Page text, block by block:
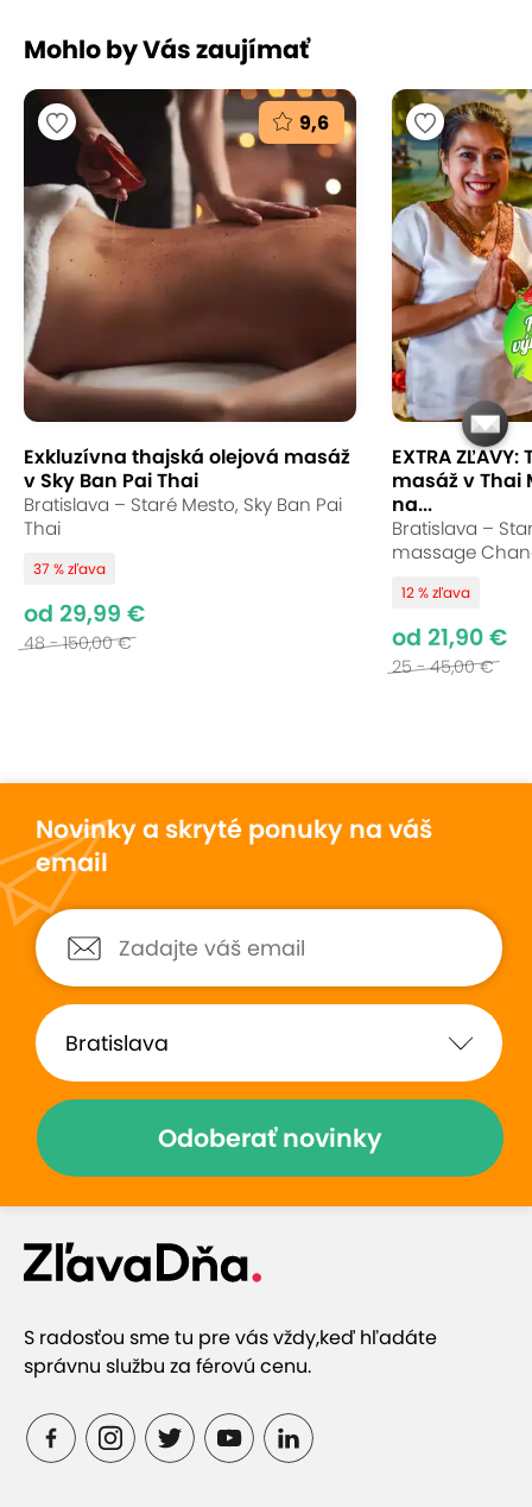
Mohlo by Vás zaujímať
9,6
Exkluzívna thajská olejová masáž
v Sky Ban Pai Thai
Bratislava – Staré Mesto, Sky Ban Pai
Thai
37 % zľava
od 29,99 €
48 - 150,00 €
EXTRA
masáž v Thai
na...
Bratislava –
massage
12 % zľava
od 21,90 €
25 - 45,00 €
Novinky a skryté ponuky na váš
email
Odoberať novinky
S radosťou sme tu pre vás vždy,keď hľadáte
správnu službu za férovú cenu.